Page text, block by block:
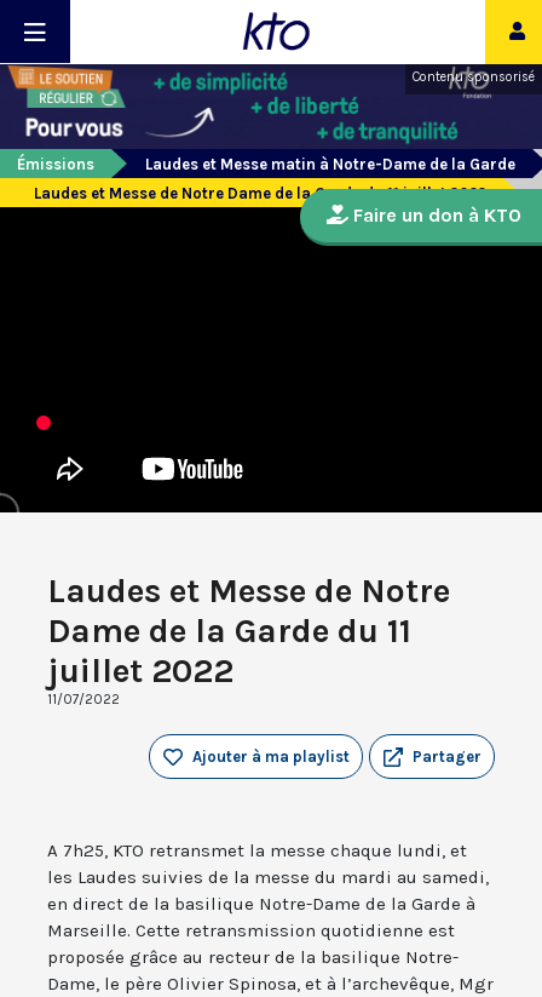
Contenu sponsorisé
Émissions
Laudes et Messe matin à Notre-Dame de la Garde
Laudes et Messe de Notre Dame de la Garde du 11 juillet 2022
Laudes et Messe de Notre
Dame de la Garde du 11
juillet 2022
11/07/2022
Partager
Ajouter à ma playlist
A 7h25, KTO retransmet la messe chaque lundi, et
les Laudes suivies de la messe du mardi au samedi,
en direct de la basilique Notre-Dame de la Garde à
Marseille. Cette retransmission quotidienne est
proposée grâce au recteur de la basilique Notre-
Dame, le père Olivier Spinosa, et à l’archevêque, Mgr
Faire un don à KTO